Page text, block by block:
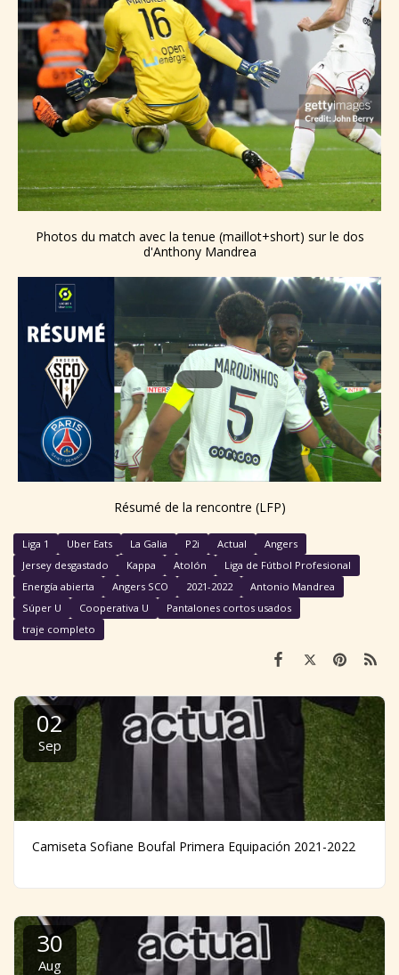
Photos du match avec la tenue (maillot+short) sur le dos
d'Anthony Mandrea
Résumé de la rencontre (LFP)
Liga 1 Uber Eats La Galia P2i Actual
Angers
Jersey desgastado
Kappa Atolón
Liga de Fútbol Profesional
Energía abierta
Angers SCO 2021-2022
Antonio Mandrea
Súper U
Cooperativa U
Pantalones cortos usados
traje completo
02
Sep
Camiseta Sofiane Boufal Primera Equipación 2021-2022
30
Aug